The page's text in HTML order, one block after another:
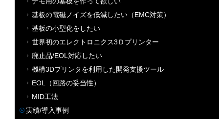
基板の電磁ノイズを低減したい（EMC対策）
基板の小型化をしたい
世界初のエレクトロニクス3Ｄプリンター
廃止品/EOL対応したい
機構3Dプリンタを利用した開発支援ツール
EOL（回路の妥当性）
MID工法
実績/導入事例